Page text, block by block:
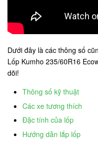
Dưới đây là các thông số
Lốp Kumho 235/60R16
dõi!
Thông số kỹ thuật
Các xe tương thích
Đặc tính của lốp
Hướng dẫn lắp lốp